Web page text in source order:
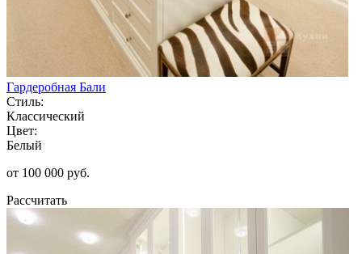
Гардеробная Бали
Стиль:
Классический
Цвет:
Белый
от 100 000 руб.
Рассчитать